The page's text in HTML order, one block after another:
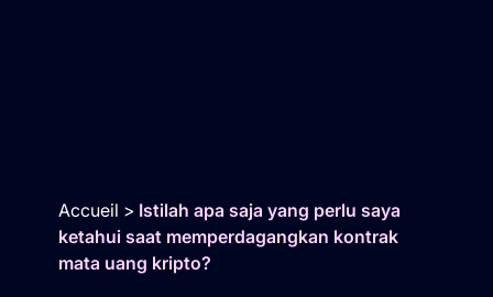
Accueil > Istilah apa saja yang perlu saya
ketahui saat memperdagangkan kontrak
mata uang kripto?